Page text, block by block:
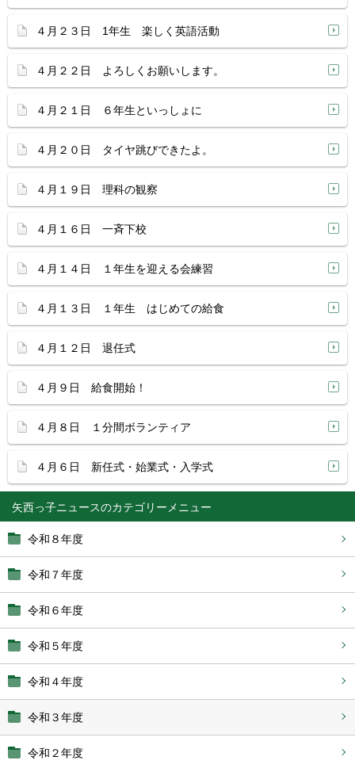
矢西っ子ニュース
令和８年度
令和７年度
令和６年度
令和５年度
令和４年度
令和３年度
令和２年度
４月２３日 1年生 楽しく英語活動
４月２２日 よろしくお願いします。
４月２１日 ６年生といっしょに
４月２０日 タイヤ跳びできたよ。
４月１９日 理科の観察
４月１６日 一斉下校
４月１４日 １年生を迎える会練習
４月１３日 １年生 はじめての給食
４月１２日 退任式
４月９日 給食開始！
４月８日 １分間ボランティア
４月６日 新任式・始業式・入学式